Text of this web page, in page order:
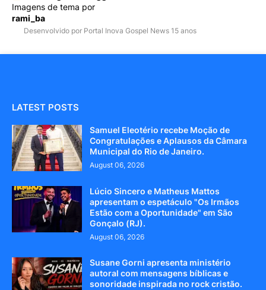
Imagens de tema por
rami_ba
Desenvolvido por Portal Inova Gospel News 15 anos
LATEST POSTS
Samuel Eleotério recebe Moção de
Congratulações e Aplausos da Câmara
Municipal do Rio de Janeiro.
August 06, 2026
Lúcio Sincero e Matheus Mattos
apresentam o espetáculo "Os Irmãos
Estão com a Oportunidade" em São
Gonçalo (RJ).
August 06, 2026
Susane Gorni apresenta ministério
autoral com mensagens bíblicas e
sonoridade inspirada no rock cristão.